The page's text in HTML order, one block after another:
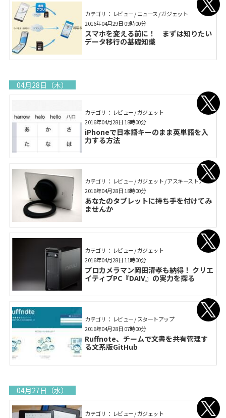
カテゴリ： レビュー / ニュース / ガジェット
スマホを変える前に！ まずは知りたい
データ移行の基礎知識
2016年04月29日 09時00分
04月28日（木）
カテゴリ： レビュー / ガジェット
iPhoneで日本語キーのまま英単語を入
力する方法
2016年04月28日 18時00分
カテゴリ： レビュー / ガジェット / アスキーストア
あなたのタブレットに持ち手を付けてみ
ませんか
2016年04月28日 18時00分
カテゴリ： レビュー / ガジェット
プロカメラマン岡田清孝も納得！ クリエ
イティブPC『DAIV』の実力を探る
2016年04月28日 11時00分
カテゴリ： レビュー / スタートアップ
Ruffnote、チームで文書を共有管理す
る文系版GitHub
2016年04月28日 07時00分
04月27日（水）
カテゴリ： レビュー / ガジェット